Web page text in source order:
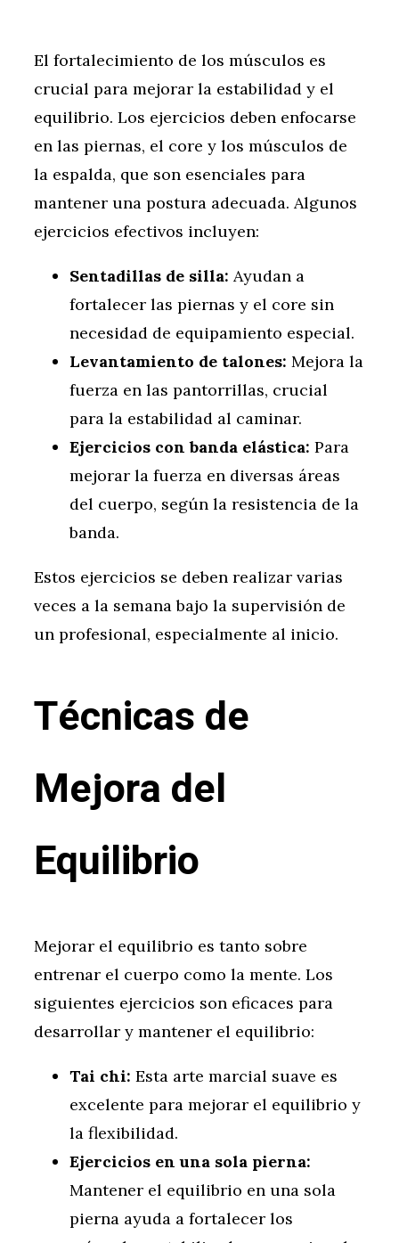
El fortalecimiento de los músculos es
crucial para mejorar la estabilidad y el
equilibrio. Los ejercicios deben enfocarse
en las piernas, el core y los músculos de
la espalda, que son esenciales para
mantener una postura adecuada. Algunos
ejercicios efectivos incluyen:
Sentadillas de silla: Ayudan a
fortalecer las piernas y el core sin
necesidad de equipamiento especial.
Levantamiento de talones: Mejora la
fuerza en las pantorrillas, crucial
para la estabilidad al caminar.
Ejercicios con banda elástica: Para
mejorar la fuerza en diversas áreas
del cuerpo, según la resistencia de la
banda.
Estos ejercicios se deben realizar varias
veces a la semana bajo la supervisión de
un profesional, especialmente al inicio.
Técnicas de
Mejora del
Equilibrio
Mejorar el equilibrio es tanto sobre
entrenar el cuerpo como la mente. Los
siguientes ejercicios son eficaces para
desarrollar y mantener el equilibrio:
Tai chi: Esta arte marcial suave es
excelente para mejorar el equilibrio y
la flexibilidad.
Ejercicios en una sola pierna:
Mantener el equilibrio en una sola
pierna ayuda a fortalecer los